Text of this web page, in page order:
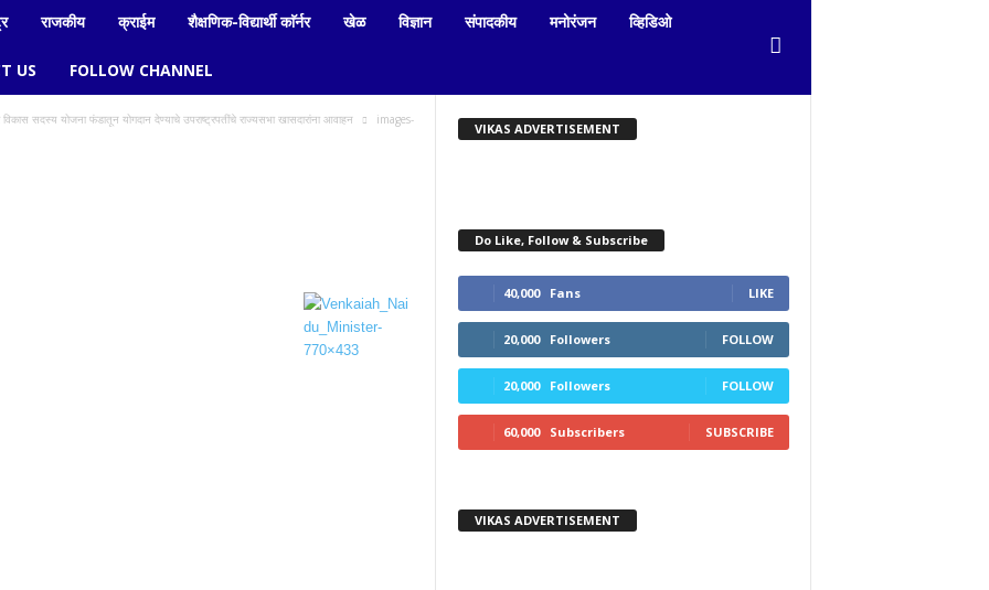
राजकीय क्राईम शैक्षणिक-विद्यार्थी काॅर्नर खेळ विज्ञान संपादकीय मनोरंजन व्हिडिओ
US FOLLOW CHANNEL
सदस्य योजना फंडातून योगदान देण्याचे उपराष्ट्रपतींचे राज्यसभा खासदारांना आवाहन
images-
VIKAS ADVERTISEMENT
Do Like, Follow & Subscribe
40,000 Fans LIKE
20,000 Followers FOLLOW
20,000 Followers FOLLOW
60,000 Subscribers SUBSCRIBE
VIKAS ADVERTISEMENT